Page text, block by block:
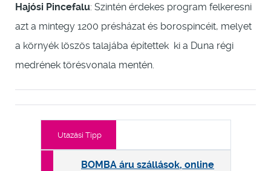
Hajósi Pincefalu: Szintén érdekes program felkeresni
azt a mintegy 1200 présházat és borospincéit, melyet
a környék löszös talajába építettek ki a Duna régi
medrének törésvonala mentén.
Utazási Tipp
BOMBA áru szállások, online